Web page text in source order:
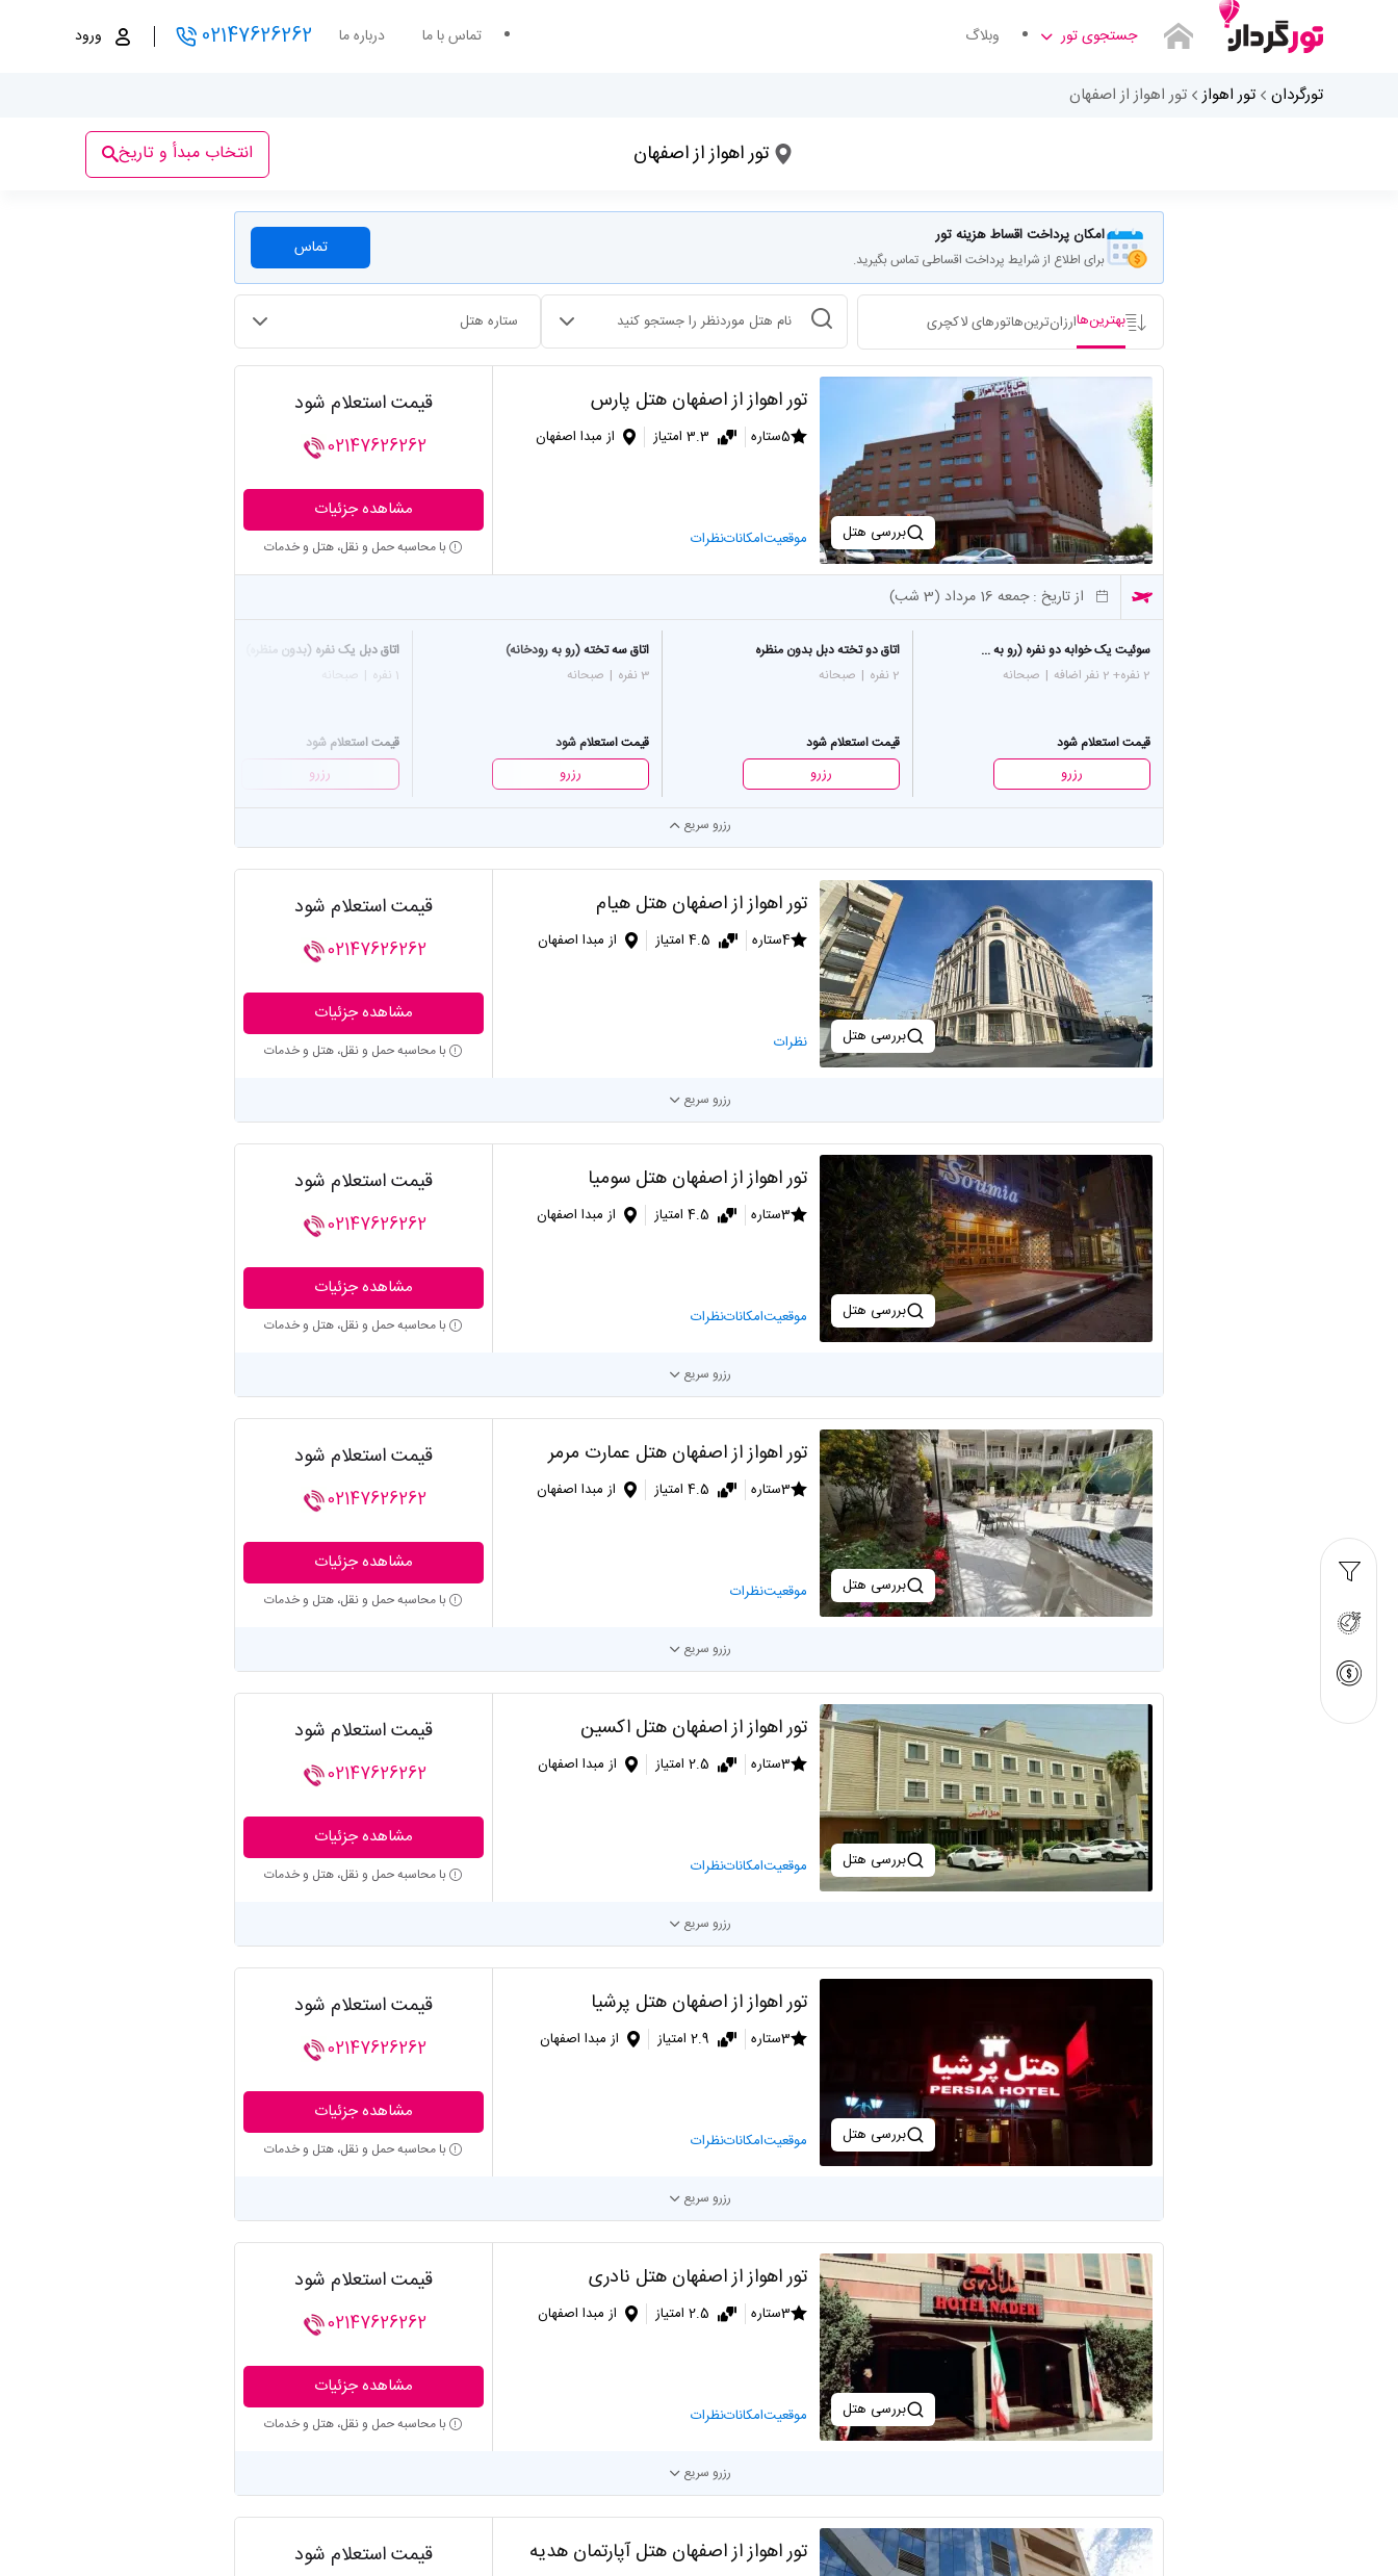
جستجوی تور وبلاگ تماس با ما درباره ما 02147626262 ورود
تورگردان تور اهواز تور اهواز از اصفهان
تاریخ ورود
تور اهواز از اصفهان انتخاب مبدأ و تاریخ
امکان پرداخت اقساط هزینه تور
برای اطلاع از شرایط پرداخت اقساطی تماس بگیرید. تماس
بهترین‌هاارزان‌ترین‌هاتورهای لاکچری انتخاب هتل ستاره هتل
بررسی هتل
تور اهواز از اصفهان هتل پارس
5ستاره 3.3 امتیاز از مبدا اصفهان
موقعیتامکاناتنظرات
قیمت استعلام شود
02147626262
مشاهده جزئیات
با محاسبه حمل و نقل، هتل و خدمات
از تاریخ :جمعه 16 مرداد (3 شب)
سوئیت یک خوابه دو نفره (رو به ...
2 نفره
+ 2 نفر اضافه | صبحانه
قیمت استعلام شود
رزرو
اتاق دو تخته دبل بدون منظره
2 نفره
| صبحانه
قیمت استعلام شود
رزرو
اتاق سه تخته (رو به رودخانه)
3 نفره
| صبحانه
قیمت استعلام شود
رزرو
اتاق دبل یک نفره (بدون منظره)
1 نفره
| صبحانه
قیمت استعلام شود
رزرو
رزرو سریع
بررسی هتل
تور اهواز از اصفهان هتل هیام
4ستاره 4.5 امتیاز از مبدا اصفهان
نظرات
قیمت استعلام شود
02147626262
مشاهده جزئیات
با محاسبه حمل و نقل، هتل و خدمات
رزرو سریع
بررسی هتل
تور اهواز از اصفهان هتل سومیا
3ستاره 4.5 امتیاز از مبدا اصفهان
موقعیتامکاناتنظرات
قیمت استعلام شود
02147626262
مشاهده جزئیات
با محاسبه حمل و نقل، هتل و خدمات
رزرو سریع
بررسی هتل
تور اهواز از اصفهان هتل عمارت مرمر
3ستاره 4.5 امتیاز از مبدا اصفهان
موقعیتنظرات
قیمت استعلام شود
02147626262
مشاهده جزئیات
با محاسبه حمل و نقل، هتل و خدمات
رزرو سریع
بررسی هتل
تور اهواز از اصفهان هتل اکسین
3ستاره 2.5 امتیاز از مبدا اصفهان
موقعیتامکاناتنظرات
قیمت استعلام شود
02147626262
مشاهده جزئیات
با محاسبه حمل و نقل، هتل و خدمات
رزرو سریع
بررسی هتل
تور اهواز از اصفهان هتل پرشیا
3ستاره 2.9 امتیاز از مبدا اصفهان
موقعیتامکاناتنظرات
قیمت استعلام شود
02147626262
مشاهده جزئیات
با محاسبه حمل و نقل، هتل و خدمات
رزرو سریع
بررسی هتل
تور اهواز از اصفهان هتل نادری
3ستاره 2.5 امتیاز از مبدا اصفهان
موقعیتامکاناتنظرات
قیمت استعلام شود
02147626262
مشاهده جزئیات
با محاسبه حمل و نقل، هتل و خدمات
رزرو سریع
تور اهواز از اصفهان هتل آپارتمان هدیه قیمت استعلام شود